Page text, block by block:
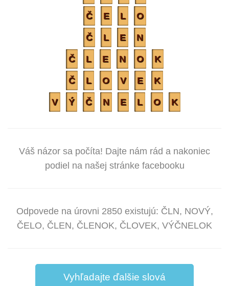
Č E L O
Č L E N
Č L E N O K
Č L O V E K
V Ý Č N E L O K
Váš názor sa počíta! Dajte nám rád a nakoniec
podiel na našej stránke facebooku
Odpovede na úrovni 2850 existujú: ČLN, NOVÝ,
ČELO, ČLEN, ČLENOK, ČLOVEK, VÝČNELOK
Vyhľadajte ďalšie slová